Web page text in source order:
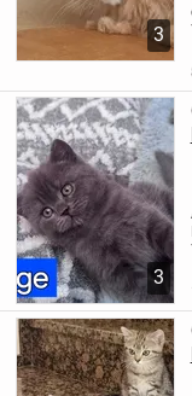
3
3